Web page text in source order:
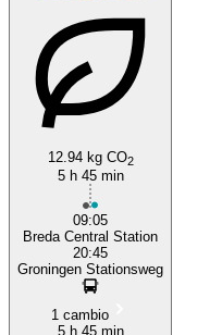
12.94 kg CO2
5 h 45 min
09:05
Breda Central Station
20:45
Groningen Stationsweg
1 cambio
5 h 45 min